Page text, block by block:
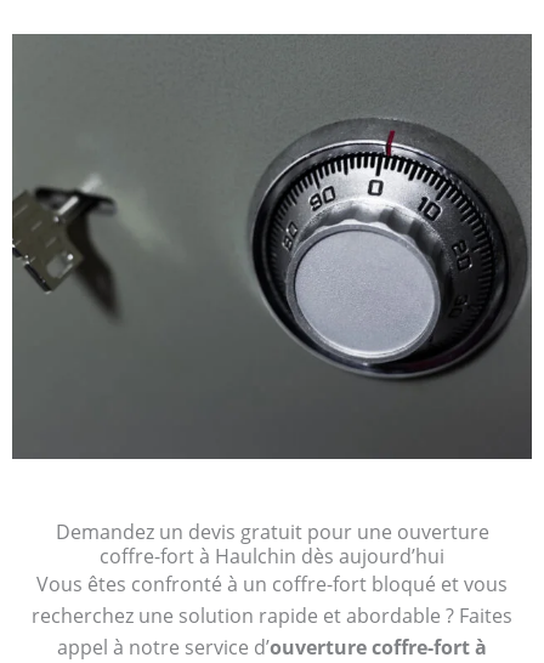
Demandez un devis gratuit pour une ouverture
coffre-fort à Haulchin dès aujourd’hui
Vous êtes confronté à un coffre-fort bloqué et vous
recherchez une solution rapide et abordable ? Faites
appel à notre service d’ouverture coffre-fort à